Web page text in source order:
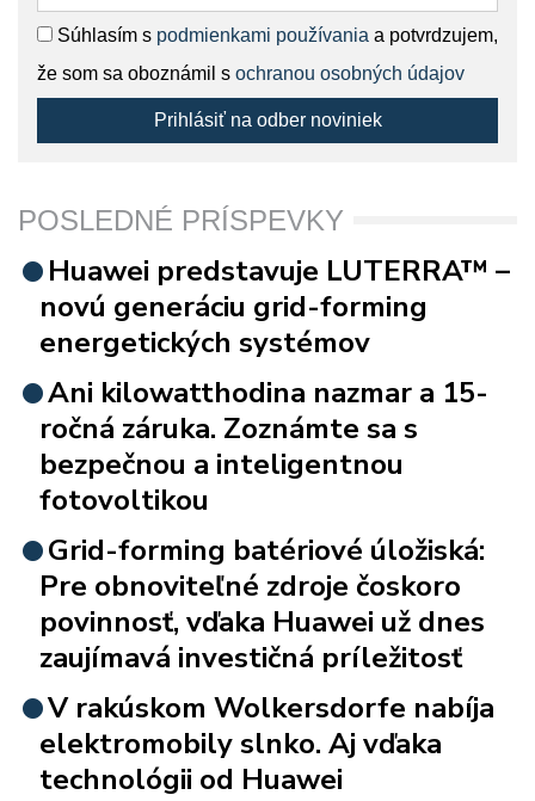
Súhlasím s podmienkami používania a potvrdzujem,
že som sa oboznámil s ochranou osobných údajov
Prihlásiť na odber noviniek
POSLEDNÉ PRÍSPEVKY
Huawei predstavuje LUTERRA™ –
novú generáciu grid-forming
energetických systémov
Ani kilowatthodina nazmar a 15-
ročná záruka. Zoznámte sa s
bezpečnou a inteligentnou
fotovoltikou
Grid-forming batériové úložiská:
Pre obnoviteľné zdroje čoskoro
povinnosť, vďaka Huawei už dnes
zaujímavá investičná príležitosť
V rakúskom Wolkersdorfe nabíja
elektromobily slnko. Aj vďaka
technológii od Huawei